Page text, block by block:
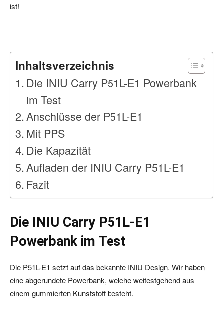
ist!
Inhaltsverzeichnis
Die INIU Carry P51L-E1 Powerbank
im Test
Anschlüsse der P51L-E1
Mit PPS
Die Kapazität
Aufladen der INIU Carry P51L-E1
Fazit
Die INIU Carry P51L-E1
Powerbank im Test
Die P51L-E1 setzt auf das bekannte INIU Design. Wir haben
eine abgerundete Powerbank, welche weitestgehend aus
einem gummierten Kunststoff besteht.